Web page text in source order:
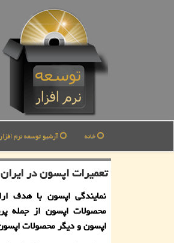
خانه آرشیو توسعه نرم افزار
تعمیرات اپسون در ایران
نمایندگی اپسون با
محصولات اپسون از جمله
اپسون و دیگر محصولات